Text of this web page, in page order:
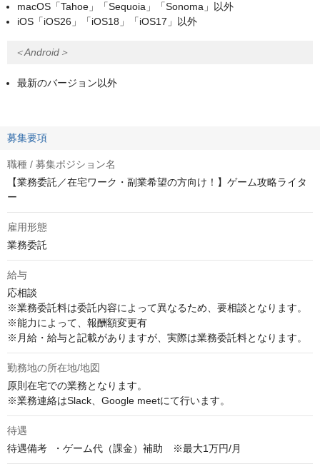
macOS「Tahoe」「Sequoia」「Sonoma」以外
iOS「iOS26」「iOS18」「iOS17」以外
＜Android＞
最新のバージョン以外
募集要項
職種 / 募集ポジション名
【業務委託／在宅ワーク・副業希望の方向け！】ゲーム攻略ライタ
ー
雇用形態
業務委託
給与
応相談
※業務委託料は委託内容によって異なるため、要相談となります。
※能力によって、報酬額変更有
※月給・給与と記載がありますが、実際は業務委託料となります。
勤務地の所在地/地図
原則在宅での業務となります。
※業務連絡はSlack、Google meetにて行います。
待遇
待遇備考	・ゲーム代（課金）補助　※最大1万円/月